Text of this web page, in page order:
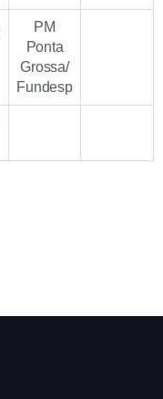
PM
Ponta
Grossa/
Fundesp